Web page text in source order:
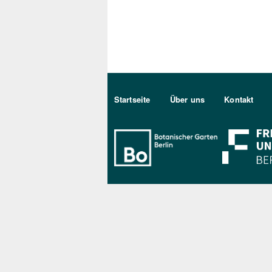
Sekundärmenu DE
Startseite Über uns Kontakt
Bo Berlin